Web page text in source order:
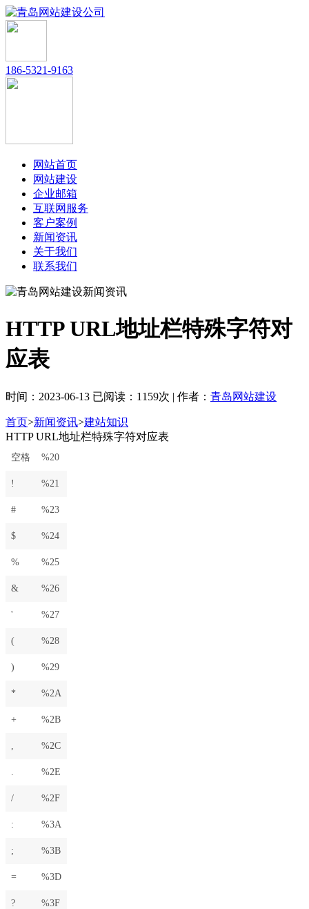
186-5321-9163
网站首页
网站建设
企业邮箱
互联网服务
客户案例
新闻资讯
关于我们
联系我们
HTTP URL地址栏特殊字符对
应表
时间：2023-06-13 已阅读：1159次 | 作者： 青岛网站建设
首页>新闻资讯>建站知识
HTTP URL地址栏特殊字符对应表
空格 %20
! %21
# %23
$ %24
% %25
& %26
' %27
( %28
) %29
* %2A
+ %2B
%2C
%2E
/ %2F
: %3A
; %3B
= %3D
? %3F